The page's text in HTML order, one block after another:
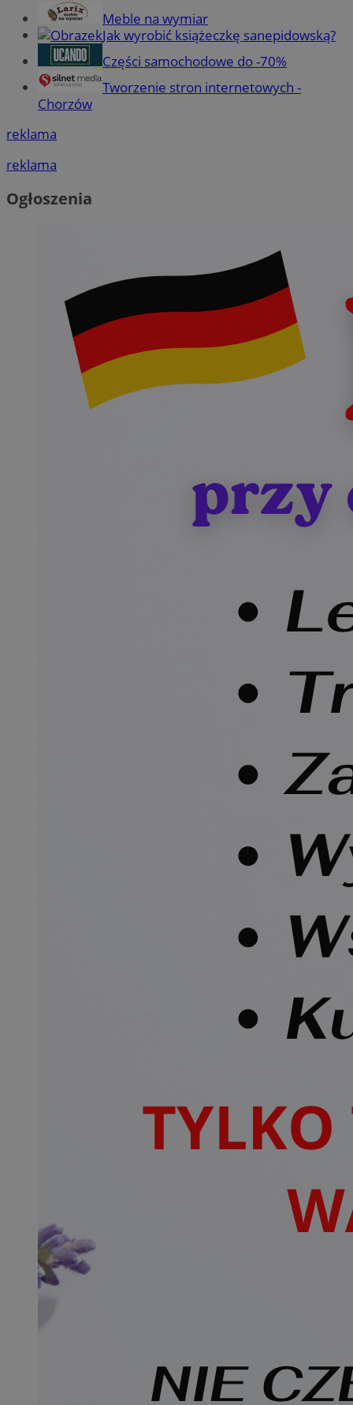
Meble na wymiar
Jak wyrobić książeczkę sanepidowską?
Części samochodowe do -70%
Tworzenie stron internetowych -
Chorzów
reklama
reklama
Ogłoszenia